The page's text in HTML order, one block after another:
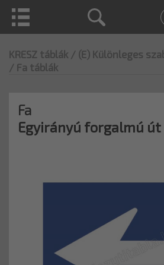
KRESZ táblák / (E) Különleges
/ Fa táblák
Fa
Egyirányú forgalmú út